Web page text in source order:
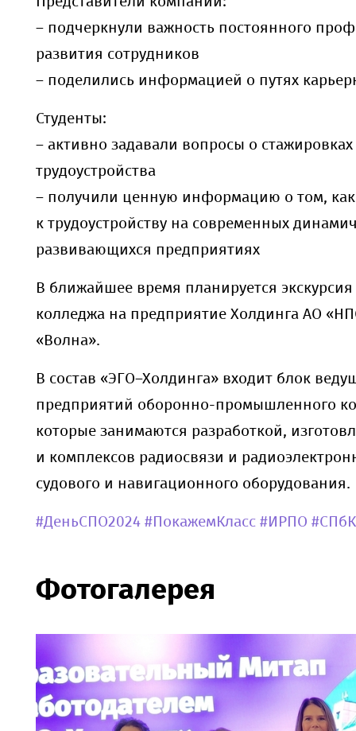
– подчеркнули важность постоянного
развития сотрудников
– поделились информацией о путях
Студенты:
– активно задавали вопросы о
трудоустройства
– получили ценную информацию о том, как
к трудоустройству на современных
развивающихся предприятиях
В ближайшее время планируется экскурсия
колледжа на предприятие Холдинга АО
«Волна».
В состав «ЭГО–Холдинга» входит блок
предприятий оборонно-промышленного
которые занимаются разработкой,
и комплексов радиосвязи и
судового и навигационного оборудования.
#ДеньСПО2024 #ПокажемКласс #ИРПО
Фотогалерея